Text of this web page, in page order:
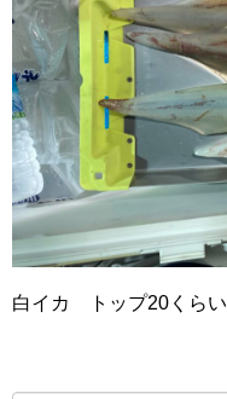
白イカ トップ20くらい